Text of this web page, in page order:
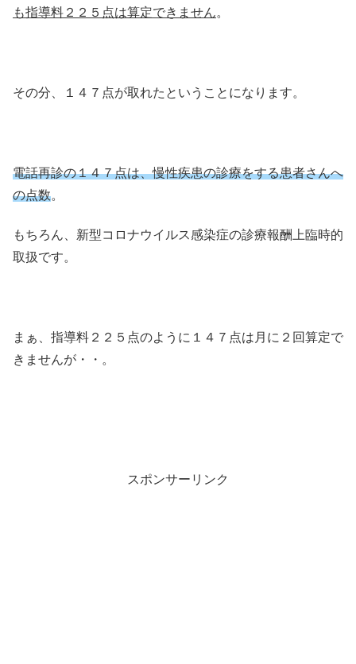
も指導料２２５点は算定できません。
その分、１４７点が取れたということになります。
電話再診の１４７点は、慢性疾患の診療をする患者さんへ
の点数。
もちろん、新型コロナウイルス感染症の診療報酬上臨時的
取扱です。
まぁ、指導料２２５点のように１４７点は月に２回算定で
きませんが・・。
スポンサーリンク